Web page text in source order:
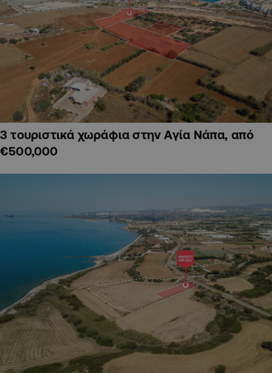
3 τουριστικά χωράφια στην Αγία Νάπα, από
€500,000